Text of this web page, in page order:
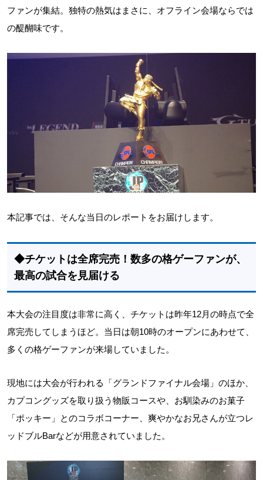
ファンが集結。独特の熱気はまさに、オフライン会場ならでは
の醍醐味です。
本記事では、そんな当日のレポートをお届けします。
◆チケットは全席完売！数多の格ゲーファンが、
最高の試合を見届ける
本大会の注目度は非常に高く、チケットは昨年12月の時点で全
席完売してしまうほど。当日は朝10時のオープンにあわせて、
多くの格ゲーファンが来場していました。
現地には大会が行われる「グランドファイナル会場」のほか、
カプコングッズを取り扱う物販コースや、お馴染みのお菓子
「ポッキー」とのコラボコーナー、爽やかなお兄さんが立つレ
ッドブルBarなどが用意されていました。